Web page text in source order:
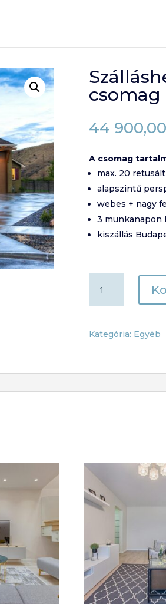
csomag
44 900,00
A csomag
max. 20
alapszintű
webes + nagy
3 munkanapon
kiszállás
fotózás
-
csomag
Kategória: Egyéb